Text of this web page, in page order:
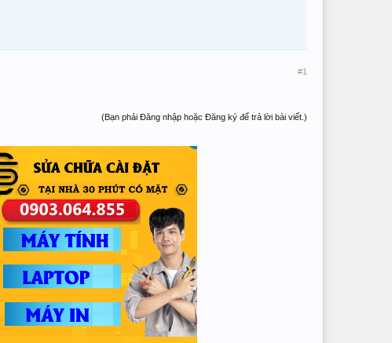
#1
(Bạn phải Đăng nhập hoặc Đăng ký để trả lời bài viết.)